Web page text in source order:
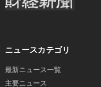
ニュースカテゴリ
最新ニュース一覧
主要ニュース